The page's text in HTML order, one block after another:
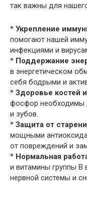
так важны для
* Укрепление
помогают нашей
инфекциями и
* Поддержание
в энергетическом
себя бодрыми и
* Здоровье костей
фосфор необходимы
и зубов.
* Защита от
мощными
от повреждений и
* Нормальная
и витамины группы
нервной системы и